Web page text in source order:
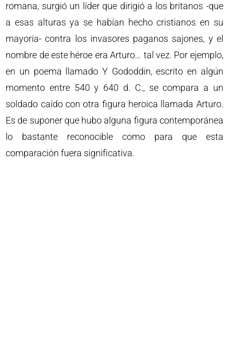
romana, surgió un líder que dirigió a los britanos -que
a esas alturas ya se habían hecho cristianos en su
mayoría- contra los invasores paganos sajones, y el
nombre de este héroe era Arturo… tal vez. Por ejemplo,
en un poema llamado Y Gododdin, escrito en algún
momento entre 540 y 640 d. C., se compara a un
soldado caído con otra figura heroica llamada Arturo.
Es de suponer que hubo alguna figura contemporánea
lo bastante reconocible como para que esta
comparación fuera significativa.